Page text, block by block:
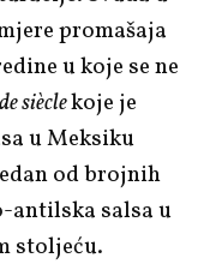
promašaja
u koje se ne
sièclekoje je
u Meksiku
od brojnih
antilska salsa u
stoljeću.